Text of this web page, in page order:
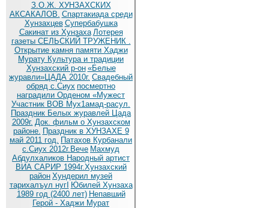
З.О.Ж. ХУНЗАХСКИХ
АКСАКАЛОВ. Спартакиада среди
Хунзахцев Супербабушка
Сакинат из Хунзаха Лотерея
газеты СЕЛЬСКИЙ ТРУЖЕНИК .
Открытие камня памяти Хаджи
Мурату Культура и традиции
Хунзахский р-он «Белые
журавли»ЦАДА 2010г. Cвадебный
обряд c.Сиух посмертно
наградили Орденом «Мужест
Участник ВОВ Мух1амад-расул.
Праздник Белых журавлей Цада
2009г. Док. фильм о Хунзахском
районе. Праздник в ХУНЗАХЕ 9
май 2011 год. Патахов Курбанали
с.Сиух 2012г.Вече Махмуд
Абдулхаликов Народный артист
ВИА САРИР 1994г.Хунзахский
район Хундерил музей
тарихалъул нугI Юбилей Хунзаха
1989 год (2400 лет) Непавший
Герой - Хаджи Мурат